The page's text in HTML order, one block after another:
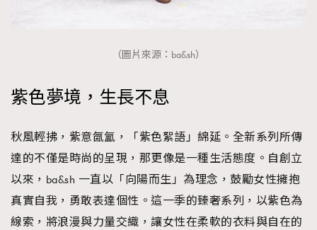
（圖片來源：ba&sh）
紫色夢境，生長不息
秋風輕拂，紫意氤氳，「紫色絮語」綿延。全新系列所傳
達的不僅是時尚的呈現，那更像是一種生活態度。自創立
以來，ba&sh 一直以「向陽而生」為理念，鼓勵女性擁抱
真實自我，勇敢表達個性。這一季的臻奢系列，以紫色為
線索，將浪漫與力量交織，讓女性在柔軟的衣料與自在的